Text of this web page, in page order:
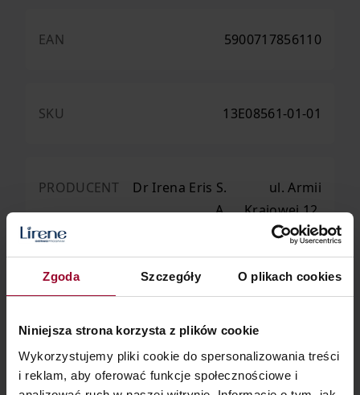
Zgoda Szczegóły O plikach cookies
Niniejsza strona korzysta z plików cookie
Wykorzystujemy pliki cookie do spersonalizowania treści
i reklam, aby oferować funkcje społecznościowe i
EAN 5900717856110
SKU 13E08561-01-01
PRODUCENT
Dr Irena Eris S.
A.
ul. Armii
Krajowej 12,
05-500
Piaseczno
Sposób użycia